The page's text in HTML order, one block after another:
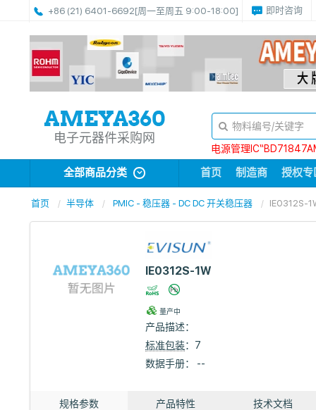
+86 (21) 6401-6692[周一至周五 9:00-18:00] 即时咨询
电子元器件采购网
电源管理
全部商品分类 首页 制造商 授权专
首页 半导体 PMIC - 稳压器 - DC DC 开关稳压器 IE0312S-
IE0312S-1W
量产中
产品描述：
标准包装：7
数据手册： --
规格参数 产品特性 技术文档